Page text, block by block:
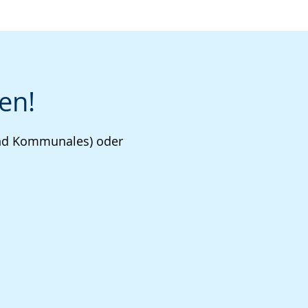
Kommunales) oder